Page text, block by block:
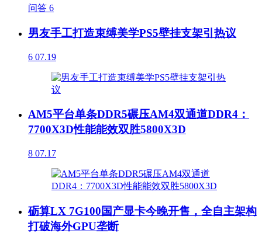
问答 6
男友手工打造束缚美学PS5壁挂支架引热议
6 07.19
AM5平台单条DDR5碾压AM4双通道DDR4：
7700X3D性能能效双胜5800X3D
8 07.17
砺算LX 7G100国产显卡今晚开售，全自主架构
打破海外GPU垄断